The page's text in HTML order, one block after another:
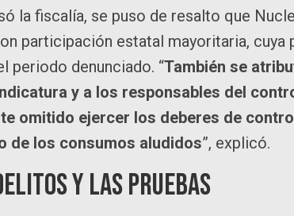
la fiscalía, se puso de resalto que
participación estatal mayoritaria,
periodo denunciado. “También se
y a los responsables del
omitido ejercer los deberes de
de los consumos aludidos”, explicó.
y las pruebas